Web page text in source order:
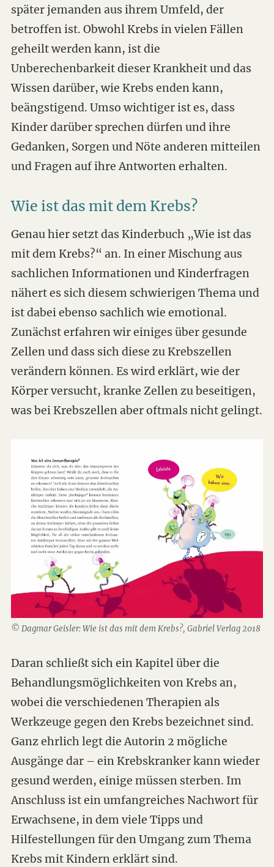
später jemanden aus ihrem Umfeld, der
betroffen ist. Obwohl Krebs in vielen Fällen
geheilt werden kann, ist die
Unberechenbarkeit dieser Krankheit und das
Wissen darüber, wie Krebs enden kann,
beängstigend. Umso wichtiger ist es, dass
Kinder darüber sprechen dürfen und ihre
Gedanken, Sorgen und Nöte anderen mitteilen
und Fragen auf ihre Antworten erhalten.
Wie ist das mit dem Krebs?
Genau hier setzt das Kinderbuch „Wie ist das
mit dem Krebs?“ an. In einer Mischung aus
sachlichen Informationen und Kinderfragen
nähert es sich diesem schwierigen Thema und
ist dabei ebenso sachlich wie emotional.
Zunächst erfahren wir einiges über gesunde
Zellen und dass sich diese zu Krebszellen
verändern können. Es wird erklärt, wie der
Körper versucht, kranke Zellen zu beseitigen,
was bei Krebszellen aber oftmals nicht gelingt.
© Dagmar Geisler: Wie ist das mit dem Krebs?, Gabriel Verlag 2018
Daran schließt sich ein Kapitel über die
Behandlungsmöglichkeiten von Krebs an,
wobei die verschiedenen Therapien als
Werkzeuge gegen den Krebs bezeichnet sind.
Ganz ehrlich legt die Autorin 2 mögliche
Ausgänge dar – ein Krebskranker kann wieder
gesund werden, einige müssen sterben. Im
Anschluss ist ein umfangreiches Nachwort für
Erwachsene, in dem viele Tipps und
Hilfestellungen für den Umgang zum Thema
Krebs mit Kindern erklärt sind.